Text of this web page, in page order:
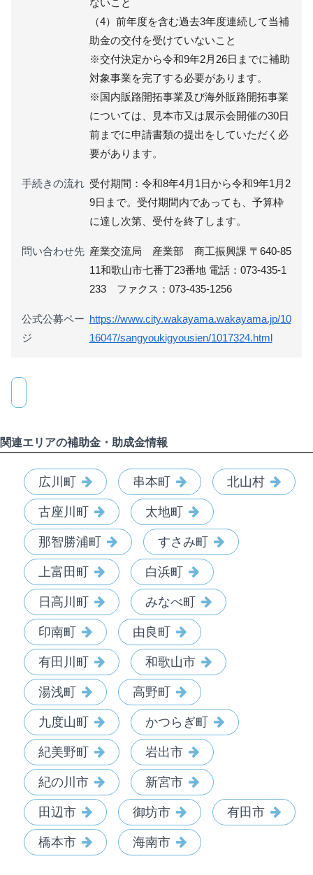
（4）前年度を含む過去3年度連続して当補
助金の交付を受けていないこと
※交付決定から令和9年2月26日までに補助
対象事業を完了する必要があります。
※国内販路開拓事業及び海外販路開拓事業
については、見本市又は展示会開催の30日
前までに申請書類の提出をしていただく必
要があります。
手続きの流れ 受付期間：令和8年4月1日から令和9年1月2
9日まで。受付期間内であっても、予算枠
に達し次第、受付を終了します。
問い合わせ先 産業交流局 産業部 商工振興課 〒640-85
11和歌山市七番丁23番地 電話：073-435-1
233 ファクス：073-435-1256
公式公募ペー
ジ
https://www.city.wakayama.wakayama.jp/10
16047/sangyoukigyousien/1017324.html
関連エリアの補助金・助成金情報
広川町 串本町 北山村
古座川町 太地町
那智勝浦町 すさみ町
上富田町 白浜町
日高川町 みなべ町
印南町 由良町
有田川町 和歌山市
湯浅町 高野町
九度山町 かつらぎ町
紀美野町 岩出市
紀の川市 新宮市
田辺市 御坊市 有田市
橋本市 海南市